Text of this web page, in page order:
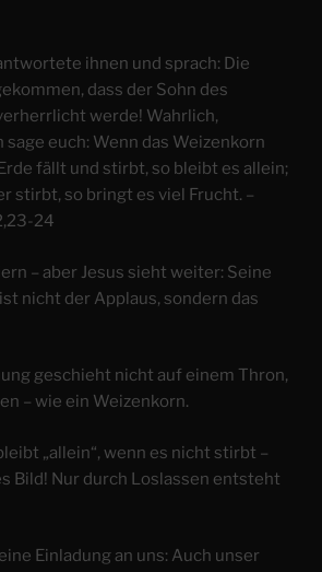
ihnen und sprach: Die
dass der Sohn des
werde! Wahrlich,
sage euch: Wenn das Weizenkorn
fällt und stirbt, so bleibt es allein;
stirbt, so bringt es viel Frucht. –
24
– aber Jesus sieht weiter: Seine
nicht der Applaus, sondern das
geschieht nicht auf einem Thron,
– wie ein Weizenkorn.
„allein“, wenn es nicht stirbt –
Bild! Nur durch Loslassen entsteht
Einladung an uns: Auch unser